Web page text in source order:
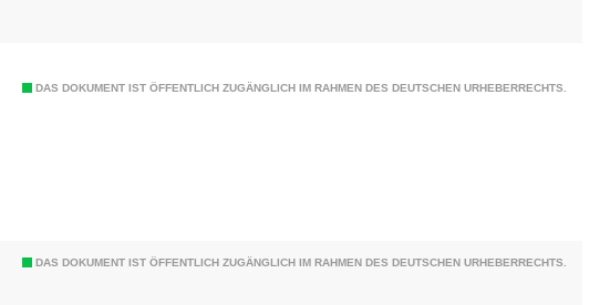
DAS DOKUMENT IST ÖFFENTLICH ZUGÄNGLICH IM RAHMEN DES DEUTSCHEN URHEBERRECHTS.
DAS DOKUMENT IST ÖFFENTLICH ZUGÄNGLICH IM RAHMEN DES DEUTSCHEN URHEBERRECHTS.